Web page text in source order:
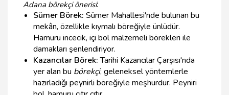
Adana börekçi önerisi:
Sümer Börek: Sümer Mahallesi'nde bulunan bu
mekân, özellikle kıymalı böreğiyle ünlüdür.
Hamuru incecik, içi bol malzemeli börekleri ile
damakları şenlendiriyor.
Kazancılar Börek:Tarihi Kazancılar Çarşısı'nda
yer alan bu börekçi, geleneksel yöntemlerle
hazırladığı peynirli böreğiyle meşhurdur. Peyniri